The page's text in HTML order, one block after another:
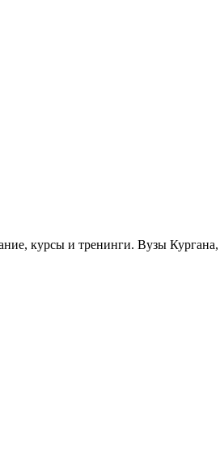
курсы и тренинги. Вузы